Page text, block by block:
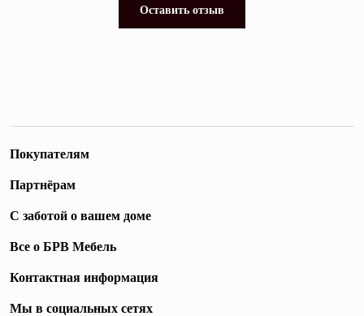
Оставить отзыв
Покупателям
Партнёрам
С заботой о вашем доме
Все о БРВ Мебель
Контактная информация
Мы в социальных сетях